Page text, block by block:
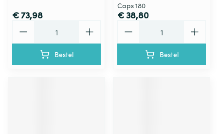
€ 73,98
Bestel
Caps 180
€ 38,80
Bestel